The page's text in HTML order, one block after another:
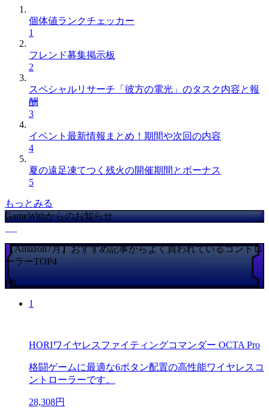
個体値ランクチェッカー
1
フレンド募集掲示板
2
スペシャルリサーチ「彼方の電光」のタスク内容と報
酬
3
イベント最新情報まとめ！期間や次回の内容
4
夏の遠足凍てつく残火の開催期間とボーナス
5
もっとみる
GameWithからのお知らせ
【Amazon7月】おすすめ記事からよく買われているコントロ
ーラーTOP4
PR
1
HORIワイヤレスファイティングコマンダー OCTA Pro
格闘ゲームに最適な6ボタン配置の高性能ワイヤレスコ
ントローラーです。
28,308円